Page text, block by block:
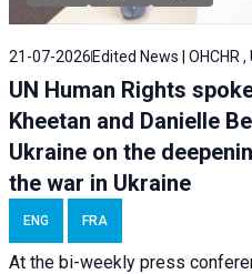
21-07-2026 Edited News | OHCHR ,
UN Human Rights
Kheetan and Danielle
Ukraine on the
the war in Ukraine
ENG FRA
At the bi-weekly press